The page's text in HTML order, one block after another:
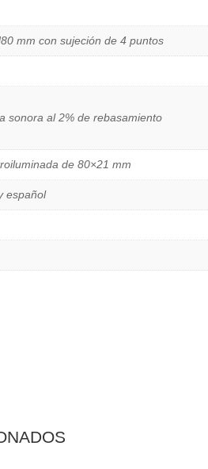
mm con sujeción de 4 puntos
sonora al 2% de rebasamiento
de 80×21 mm
español